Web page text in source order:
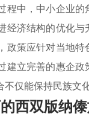
程中，中小企业
经济结构的优化
政策应针对当地
建立完善的惠企
仅能保持民族文
西双版纳